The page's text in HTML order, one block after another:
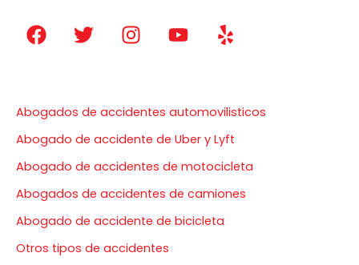
F
a
b
o
o
k
T
w
t
e
r
I
n
a
g
r
a
m
Y
o
u
b
e
Y
e
Abogados de accidentes automovilisticos
Abogado de accidente de Uber y Lyft
Abogado de accidentes de motocicleta
Abogados de accidentes de camiones
Abogado de accidente de bicicleta
Otros tipos de accidentes